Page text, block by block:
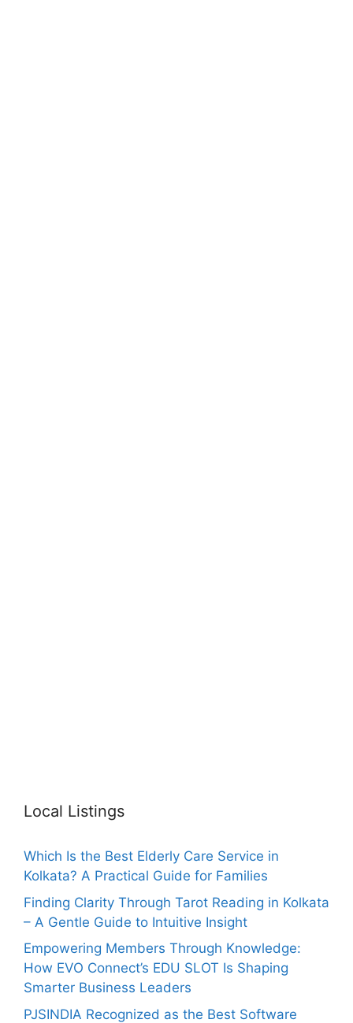
Local Listings
Which Is the Best Elderly Care Service in
Kolkata? A Practical Guide for Families
Finding Clarity Through Tarot Reading in Kolkata
– A Gentle Guide to Intuitive Insight
Empowering Members Through Knowledge:
How EVO Connect’s EDU SLOT Is Shaping
Smarter Business Leaders
PJSINDIA Recognized as the Best Software